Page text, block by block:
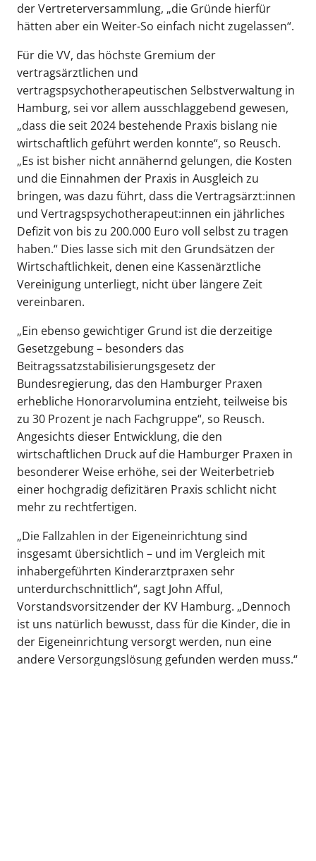
der Vertreterversammlung, „die Gründe hierfür
hätten aber ein Weiter-So einfach nicht zugelassen“.
Für die VV, das höchste Gremium der
vertragsärztlichen und
vertragspsychotherapeutischen Selbstverwaltung in
Hamburg, sei vor allem ausschlaggebend gewesen,
„dass die seit 2024 bestehende Praxis bislang nie
wirtschaftlich geführt werden konnte“, so Reusch.
„Es ist bisher nicht annähernd gelungen, die Kosten
und die Einnahmen der Praxis in Ausgleich zu
bringen, was dazu führt, dass die Vertragsärzt:innen
und Vertragspsychotherapeut:innen ein jährliches
Defizit von bis zu 200.000 Euro voll selbst zu tragen
haben.“ Dies lasse sich mit den Grundsätzen der
Wirtschaftlichkeit, denen eine Kassenärztliche
Vereinigung unterliegt, nicht über längere Zeit
vereinbaren.
„Ein ebenso gewichtiger Grund ist die derzeitige
Gesetzgebung – besonders das
Beitragssatzstabilisierungsgesetz der
Bundesregierung, das den Hamburger Praxen
erhebliche Honorarvolumina entzieht, teilweise bis
zu 30 Prozent je nach Fachgruppe“, so Reusch.
Angesichts dieser Entwicklung, die den
wirtschaftlichen Druck auf die Hamburger Praxen in
besonderer Weise erhöhe, sei der Weiterbetrieb
einer hochgradig defizitären Praxis schlicht nicht
mehr zu rechtfertigen.
„Die Fallzahlen in der Eigeneinrichtung sind
insgesamt übersichtlich – und im Vergleich mit
inhabergeführten Kinderarztpraxen sehr
unterdurchschnittlich“, sagt John Afful,
Vorstandsvorsitzender der KV Hamburg. „Dennoch
ist uns natürlich bewusst, dass für die Kinder, die in
der Eigeneinrichtung versorgt werden, nun eine
andere Versorgungslösung gefunden werden muss.“